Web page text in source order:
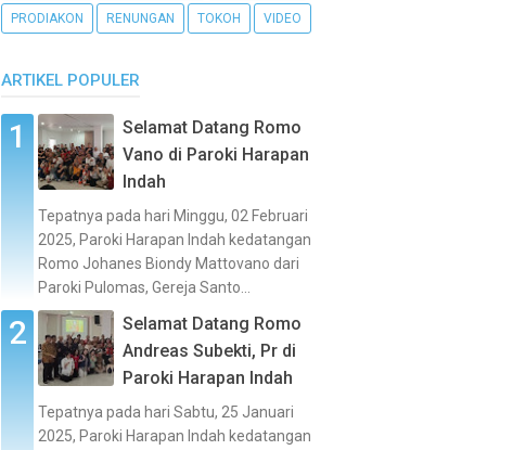
PRODIAKON RENUNGAN TOKOH VIDEO
ARTIKEL POPULER
Selamat Datang Romo
Vano di Paroki Harapan
Indah
Tepatnya pada hari Minggu, 02 Februari
2025, Paroki Harapan Indah kedatangan
Romo Johanes Biondy Mattovano dari
Paroki Pulomas, Gereja Santo...
Selamat Datang Romo
Andreas Subekti, Pr di
Paroki Harapan Indah
Tepatnya pada hari Sabtu, 25 Januari
2025, Paroki Harapan Indah kedatangan